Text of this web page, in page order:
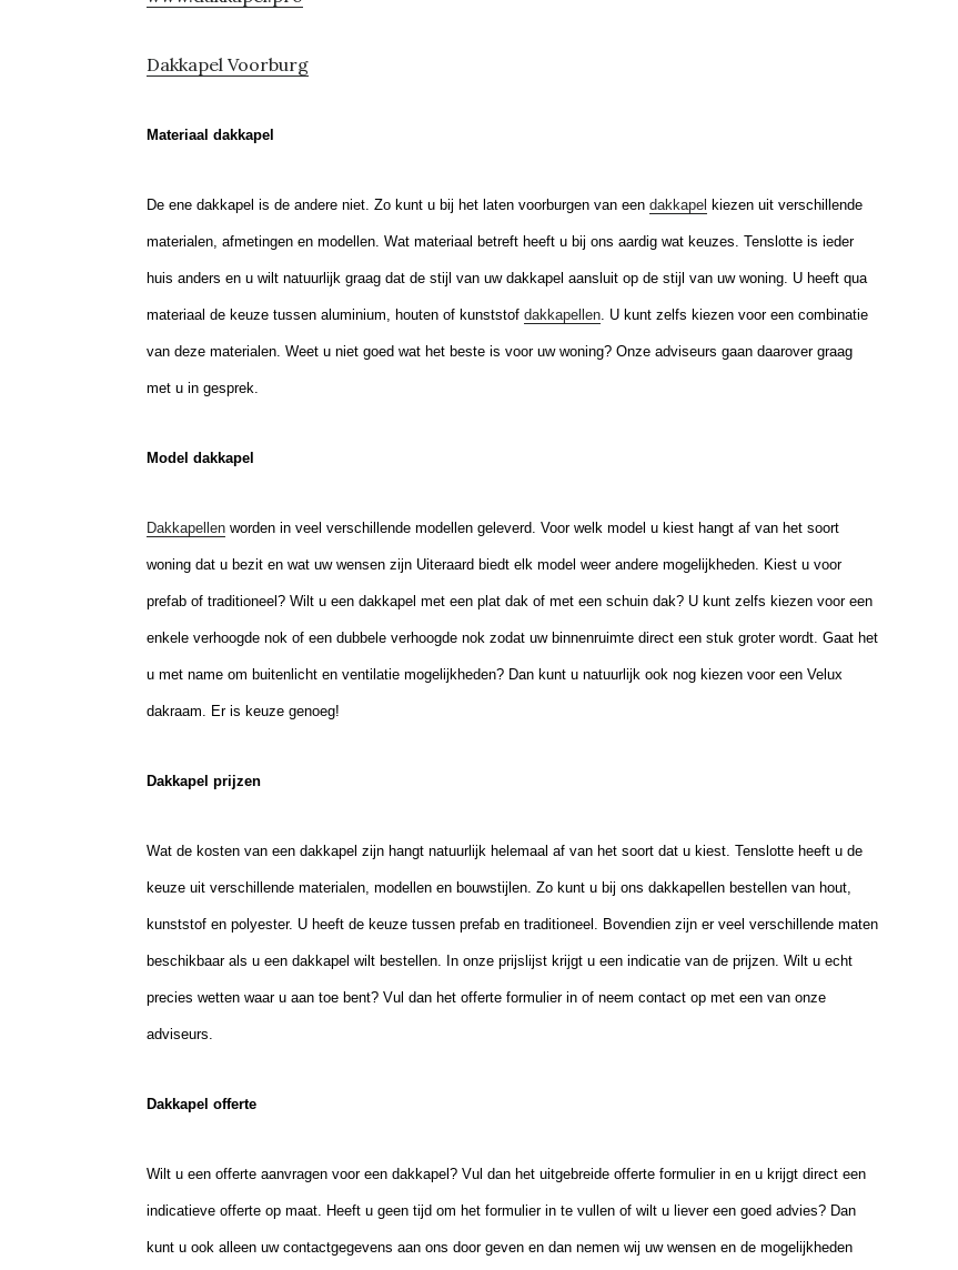
Dakkapel Voorburg
Materiaal dakkapel
De ene dakkapel is de andere niet. Zo kunt u bij het laten voorburgen van een dakkapel kiezen uit verschillende
materialen, afmetingen en modellen. Wat materiaal betreft heeft u bij ons aardig wat keuzes. Tenslotte is ieder
huis anders en u wilt natuurlijk graag dat de stijl van uw dakkapel aansluit op de stijl van uw woning. U heeft qua
materiaal de keuze tussen aluminium, houten of kunststof dakkapellen. U kunt zelfs kiezen voor een combinatie
van deze materialen. Weet u niet goed wat het beste is voor uw woning? Onze adviseurs gaan daarover graag
met u in gesprek.
Model dakkapel
Dakkapellen worden in veel verschillende modellen geleverd. Voor welk model u kiest hangt af van het soort
woning dat u bezit en wat uw wensen zijn Uiteraard biedt elk model weer andere mogelijkheden. Kiest u voor
prefab of traditioneel? Wilt u een dakkapel met een plat dak of met een schuin dak? U kunt zelfs kiezen voor een
enkele verhoogde nok of een dubbele verhoogde nok zodat uw binnenruimte direct een stuk groter wordt. Gaat het
u met name om buitenlicht en ventilatie mogelijkheden? Dan kunt u natuurlijk ook nog kiezen voor een Velux
dakraam. Er is keuze genoeg!
Dakkapel prijzen
Wat de kosten van een dakkapel zijn hangt natuurlijk helemaal af van het soort dat u kiest. Tenslotte heeft u de
keuze uit verschillende materialen, modellen en bouwstijlen. Zo kunt u bij ons dakkapellen bestellen van hout,
kunststof en polyester. U heeft de keuze tussen prefab en traditioneel. Bovendien zijn er veel verschillende maten
beschikbaar als u een dakkapel wilt bestellen. In onze prijslijst krijgt u een indicatie van de prijzen. Wilt u echt
precies wetten waar u aan toe bent? Vul dan het offerte formulier in of neem contact op met een van onze
adviseurs.
Dakkapel offerte
Wilt u een offerte aanvragen voor een dakkapel? Vul dan het uitgebreide offerte formulier in en u krijgt direct een
indicatieve offerte op maat. Heeft u geen tijd om het formulier in te vullen of wilt u liever een goed advies? Dan
kunt u ook alleen uw contactgegevens aan ons door geven en dan nemen wij uw wensen en de mogelijkheden